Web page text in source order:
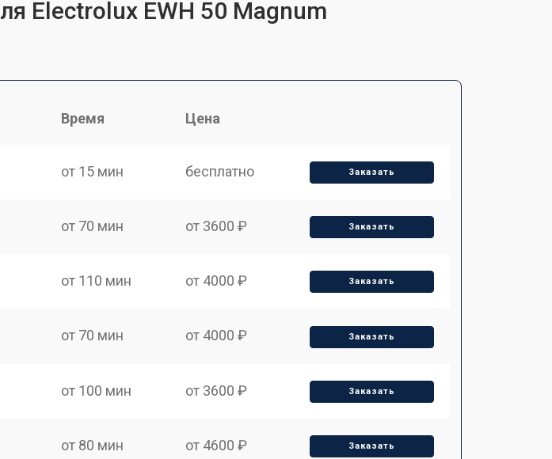
Electrolux EWH 50 Magnum
Время Цена
от 15 мин бесплатно Заказать
от 70 мин от 3600 ₽ Заказать
от 110 мин от 4000 ₽ Заказать
от 70 мин от 4000 ₽ Заказать
от 100 мин от 3600 ₽ Заказать
от 80 мин от 4600 ₽ Заказать